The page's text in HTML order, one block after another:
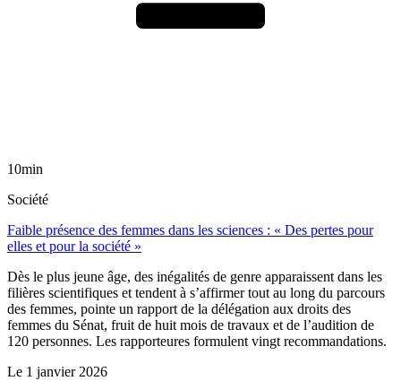
10min
Société
Faible présence des femmes dans les sciences : « Des pertes pour
elles et pour la société »
Dès le plus jeune âge, des inégalités de genre apparaissent dans les
filières scientifiques et tendent à s’affirmer tout au long du parcours
des femmes, pointe un rapport de la délégation aux droits des
femmes du Sénat, fruit de huit mois de travaux et de l’audition de
120 personnes. Les rapporteures formulent vingt recommandations.
Le 1 janvier 2026